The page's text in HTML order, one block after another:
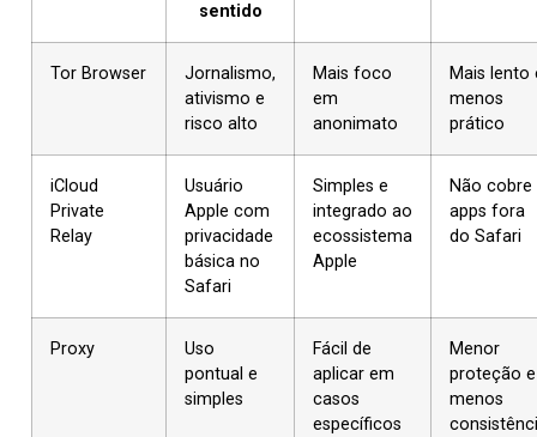
sentido
Tor Browser
Jornalismo,
ativismo e
risco alto
Mais foco
em
anonimato
Mais lento
menos
prático
iCloud
Private
Relay
Usuário
Apple com
privacidade
básica no
Safari
Simples e
integrado ao
ecossistema
Apple
Não cobre
apps fora
do Safari
Proxy
Uso
pontual e
simples
Fácil de
aplicar em
casos
específicos
Menor
proteção e
menos